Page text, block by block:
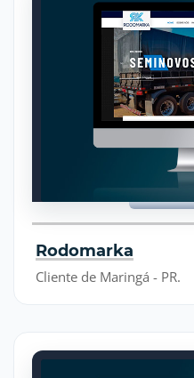
Rodomarka
Cliente de Maringá - PR.